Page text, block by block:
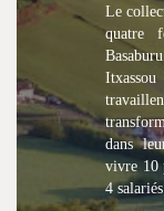
Le
quatre
dans
vivre 10
4 salariés.